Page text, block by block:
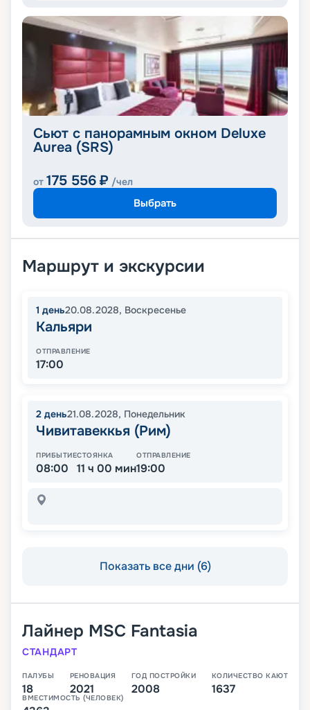
Сьют с панорамным окном Deluxe
Aurea (SRS)
от 175 556 ₽ /чел
Выбрать
Маршрут и экскурсии
1 день20.08.2028, Воскресенье
Кальяри
ОТПРАВЛЕНИЕ
17:00
2 день21.08.2028, Понедельник
Чивитавеккья (Рим)
ПРИБЫТИЕ
08:00
СТОЯНКА
11 ч 00 мин
ОТПРАВЛЕНИЕ
19:00
Показать все дни (6)
Лайнер MSC Fantasia
СТАНДАРТ
ПАЛУБЫ
18
РЕНОВАЦИЯ
2021
ГОД ПОСТРОЙКИ
2008
КОЛИЧЕСТВО КАЮТ
1637
ВМЕСТИМОСТЬ (ЧЕЛОВЕК)